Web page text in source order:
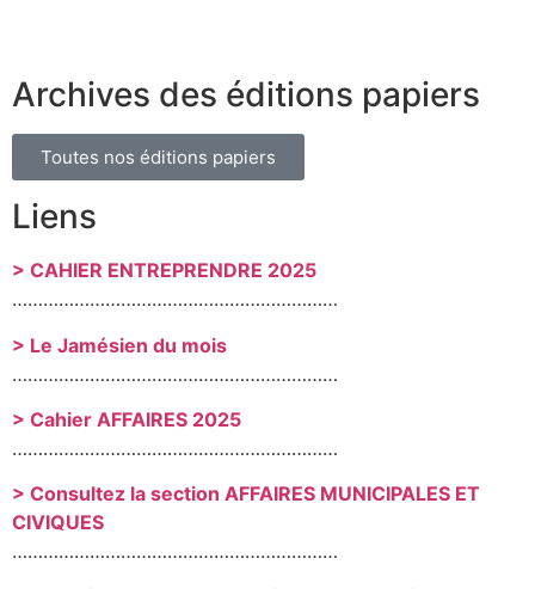
Archives des éditions papiers
Toutes nos éditions papiers
Liens
> CAHIER ENTREPRENDRE 2025
………………………………………………………
> Le Jamésien du mois
………………………………………………………
> Cahier AFFAIRES 2025
………………………………………………………
> Consultez la section AFFAIRES MUNICIPALES ET
CIVIQUES
………………………………………………………